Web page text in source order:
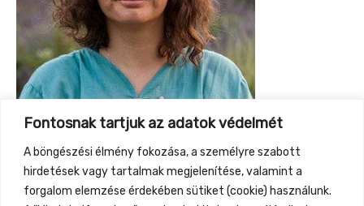
Fontosnak tartjuk az adatok védelmét
A böngészési élmény fokozása, a személyre szabott
hirdetések vagy tartalmak megjelenítése, valamint a
forgalom elemzése érdekében sütiket (cookie) használunk.